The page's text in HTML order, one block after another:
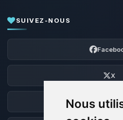
Nous
SUIVEZ-NOUS
X